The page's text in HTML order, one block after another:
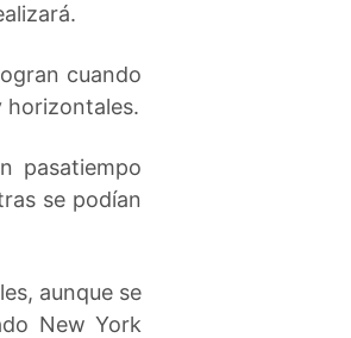
cuando
horizontales.
pasatiempo
se podían
aunque se
New York